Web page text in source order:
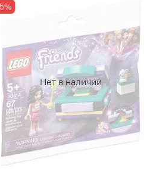
Нет в наличии